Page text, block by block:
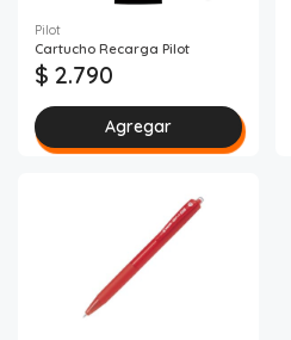
Pilot
Cartucho Recarga Pilot
$ 2.790
Agregar